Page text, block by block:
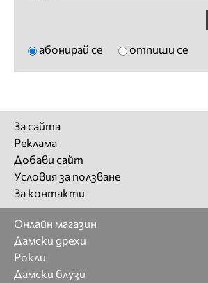
абонирай се отпиши се
За сайта
Реклама
Добави сайт
Условия за ползване
За контакти
Онлайн магазин
Дамски дрехи
Рокли
Дамски блузи